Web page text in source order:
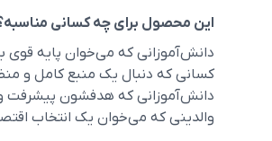
این محصول برای چه کسانی
دانش‌آموزانی که می‌خوان پایه قوی
کسانی که دنبال یک منبع کامل و
دانش‌آموزانی که هدفشون پیشرفت
والدینی که می‌خوان یک انتخاب